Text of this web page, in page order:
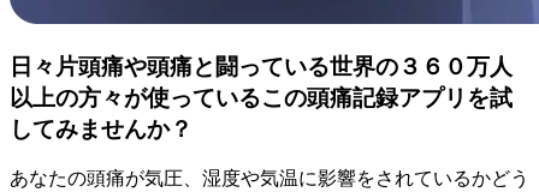
日々片頭痛や頭痛と闘っている世界の３６０万人
以上の方々が使っているこの頭痛記録アプリを試
してみませんか？
あなたの頭痛が気圧、湿度や気温に影響をされているかどう